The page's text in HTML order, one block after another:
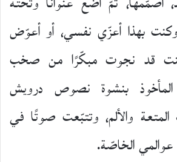
بهذا أعزّي نفسي، أو أعوّض
قد نجوت مبكّرًا من صخب
المأخوذ بنشوة نصوص درويش
والألم، وتتبّعت صوتًا في
الخاصّة.